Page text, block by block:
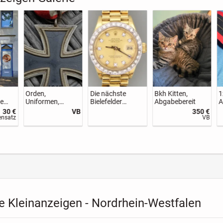
&
-
55 €
Massage
Zwinglistraße 17,
42275 Barmen48 €
Süße Covapoo
Welpen
Eckbettsofa
150 €
VB
Kleinanzeigen - Nordrhein-Westfalen